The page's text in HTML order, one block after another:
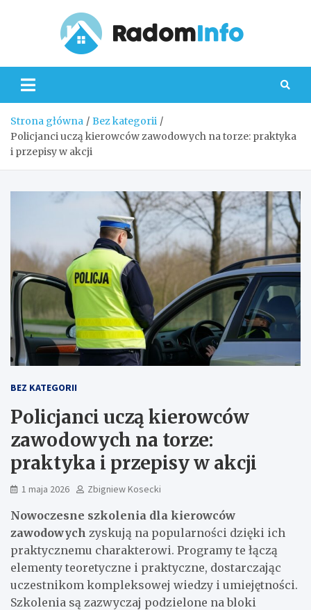
Strona główna
Bez kategorii
Policjanci uczą kierowców zawodowych na torze: praktyka
i przepisy w akcji
BEZ KATEGORII
Policjanci uczą kierowców
zawodowych na torze:
praktyka i przepisy w akcji
1 maja 2026 Zbigniew Kosecki
Nowoczesne szkolenia dla kierowców
zawodowych zyskują na popularności dzięki ich
praktycznemu charakterowi. Programy te łączą
elementy teoretyczne i praktyczne, dostarczając
uczestnikom kompleksowej wiedzy i umiejętności.
Szkolenia są zazwyczaj podzielone na bloki